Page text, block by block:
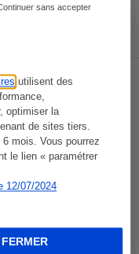
utilisent des
optimiser la
de sites tiers.
mois. Vous pourrez
le lien « paramétrer
12/07/2024
sans accepter
répondre à nos
- Comment bien
habitation